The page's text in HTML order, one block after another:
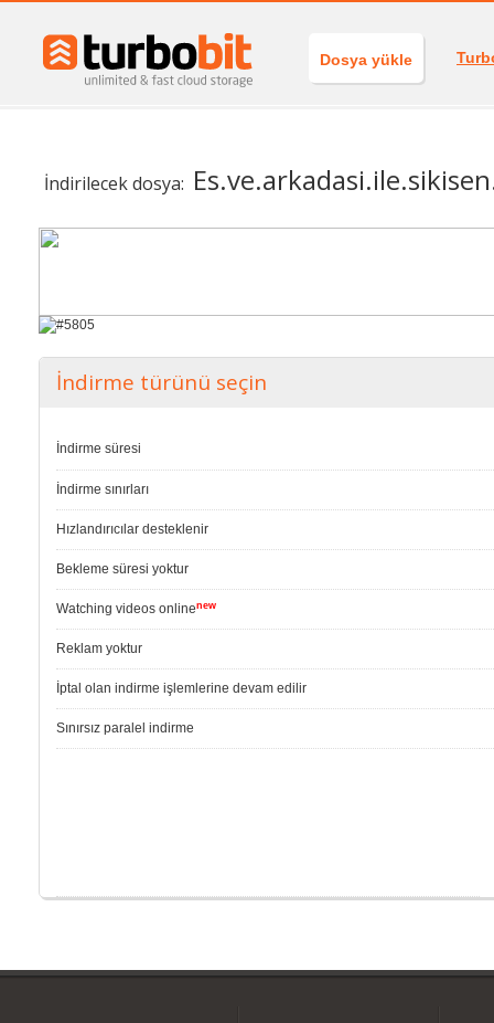
Dosya yükle
İndirilecek dosya:
İndirme türünü seçin
İndirme süresi
İndirme sınırları
Hızlandırıcılar desteklenir
Bekleme süresi yoktur
Watching videos onlinenew
Reklam yoktur
İptal olan indirme işlemlerine devam edilir
Sınırsız paralel indirme